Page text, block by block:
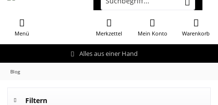
Alles aus einer Hand
Menü Warenkorb
Merkzettel Mein Konto
Blog
Filtern